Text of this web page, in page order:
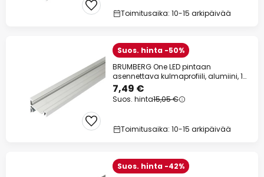
Toimitusaika: 10-15 arkipäivää
Suos. hinta -50%
BRUMBERG One LED pintaan
asennettava kulmaprofiili, alumiini, 1
metri, 1
7,49 €
Suos. hinta15,05 €
Toimitusaika: 10-15 arkipäivää
Suos. hinta -42%